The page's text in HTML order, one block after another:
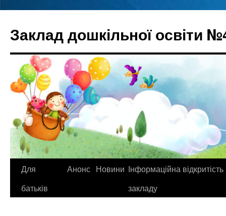
вмісту
Заклад дошкільної освіти
Для
батьків
Анонс Новини Інформаційна відкритість
закладу